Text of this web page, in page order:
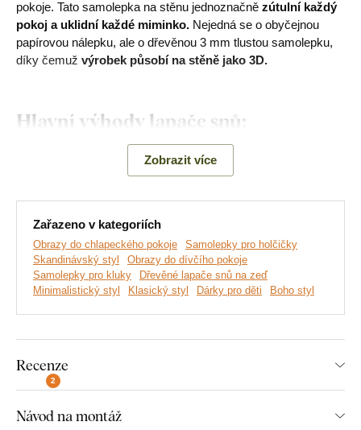
pokoje. Tato samolepka na stěnu jednoznačně zútulní každý
pokoj a uklidní každé miminko. Nejedná se o obyčejnou
papírovou nálepku, ale o dřevěnou 3 mm tlustou samolepku,
díky čemuž výrobek působí na stěně jako 3D.
Hlavní výhody lapače snů:
Krásná samolepka s dětským motivem
Jednoduchá montáž na stěnu
Dřevěný 3 mm silný materiál
Působí uklidňujícím dojmem
Montáž, kterou zvládne každý:
Instalace dekorace je opravdu snadná :) Pro zavěšení
Zobrazit více
Zařazeno v kategoriích
Obrazy do chlapeckého pokoje
Samolepky pro holčičky
Skandinávský styl
Obrazy do dívčího pokoje
Samolepky pro kluky
Dřevěné lapače snů na zeď
Minimalistický styl
Klasický styl Dárky pro děti Boho styl
Recenze
2
Návod na montáž